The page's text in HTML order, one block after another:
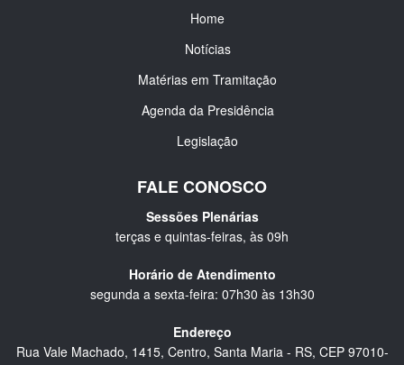
Home
Notícias
Matérias em Tramitação
Agenda da Presidência
Legislação
FALE CONOSCO
Sessões Plenárias
terças e quintas-feiras, às 09h
Horário de Atendimento
segunda a sexta-feira: 07h30 às 13h30
Endereço
Rua Vale Machado, 1415, Centro, Santa Maria - RS, CEP 97010-